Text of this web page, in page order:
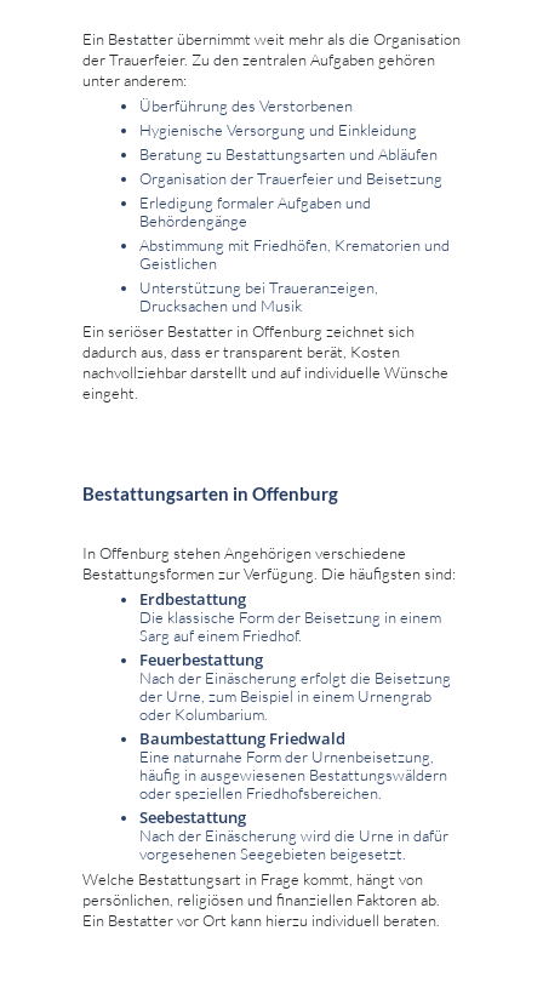
Ein Bestatter übernimmt weit mehr als die Organisation
der Trauerfeier. Zu den zentralen Aufgaben gehören
unter anderem:
Überführung des Verstorbenen
Hygienische Versorgung und Einkleidung
Beratung zu Bestattungsarten und Abläufen
Organisation der Trauerfeier und Beisetzung
Erledigung formaler Aufgaben und
Behördengänge
Abstimmung mit Friedhöfen, Krematorien und
Geistlichen
Unterstützung bei Traueranzeigen,
Drucksachen und Musik
Ein seriöser Bestatter in Offenburg zeichnet sich
dadurch aus, dass er transparent berät, Kosten
nachvollziehbar darstellt und auf individuelle Wünsche
eingeht.
Bestattungsarten in Offenburg
In Offenburg stehen Angehörigen verschiedene
Bestattungsformen zur Verfügung. Die häufigsten sind:
Erdbestattung
Die klassische Form der Beisetzung in einem
Sarg auf einem Friedhof.
Feuerbestattung
Nach der Einäscherung erfolgt die Beisetzung
der Urne, zum Beispiel in einem Urnengrab
oder Kolumbarium.
Baumbestattung Friedwald
Eine naturnahe Form der Urnenbeisetzung,
häufig in ausgewiesenen Bestattungswäldern
oder speziellen Friedhofsbereichen.
Seebestattung
Nach der Einäscherung wird die Urne in dafür
vorgesehenen Seegebieten beigesetzt.
Welche Bestattungsart in Frage kommt, hängt von
persönlichen, religiösen und finanziellen Faktoren ab.
Ein Bestatter vor Ort kann hierzu individuell beraten.